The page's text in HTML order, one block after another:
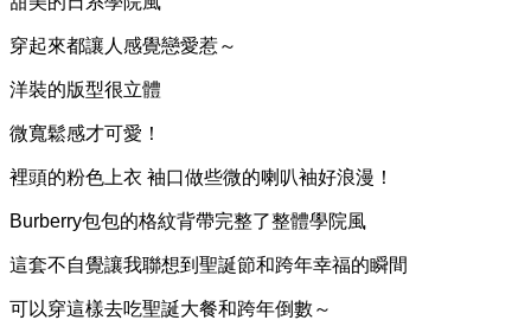
穿起來都讓人感覺戀愛惹～
洋裝的版型很立體
微寬鬆感才可愛！
裡頭的粉色上衣 袖口做些微的喇叭袖好浪漫！
Burberry包包的格紋背帶完整了整體學院風
這套不自覺讓我聯想到聖誕節和跨年幸福的瞬間
可以穿這樣去吃聖誕大餐和跨年倒數～